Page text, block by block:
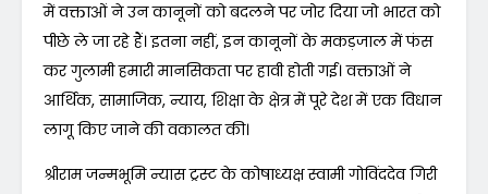
में वक्ताओं ने उन कानूनों को बदलने पर जोर दिया जो भारत को
पीछे ले जा रहे हैं। इतना नहीं, इन कानूनों के मकड़जाल में फंस
कर गुलामी हमारी मानसिकता पर हावी होती गई। वक्ताओं ने
आर्थिक, सामाजिक, न्याय, शिक्षा के क्षेत्र में पूरे देश में एक विधान
लागू किए जाने की वकालत की।
श्रीराम जन्मभूमि न्यास ट्रस्ट के कोषाध्यक्ष स्वामी गोविंददेव गिरी